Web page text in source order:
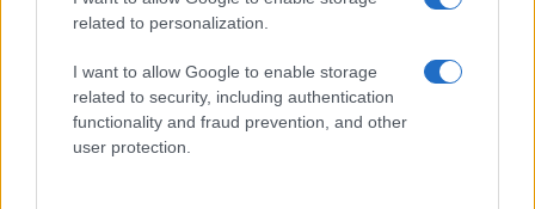
related to personalization.
I want to allow Google to enable storage
related to security, including authentication
functionality and fraud prevention, and other
user protection.
Tennis
Basket
Motori
Ciclismo